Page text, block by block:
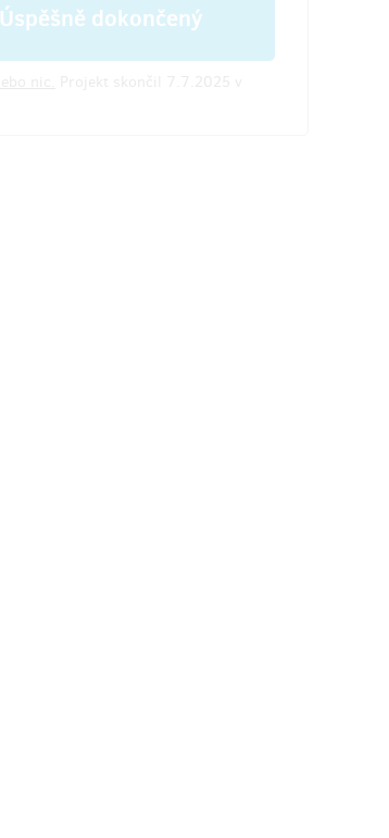
Úspěšně dokončený